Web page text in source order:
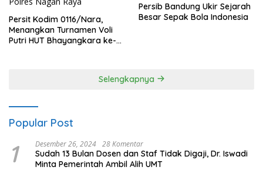
Persit Kodim 0116/Nara,
Menangkan Turnamen Voli
Putri HUT Bhayangkara ke-
Persib Bandung Ukir Sejarah
Besar Sepak Bola Indonesia
Selengkapnya
Popular Post
1 Desember 26, 2024 28 Komentar
Sudah 13 Bulan Dosen dan Staf Tidak Digaji, Dr. Iswadi
Minta Pemerintah Ambil Alih UMT